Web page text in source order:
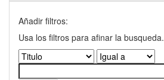
Añadir filtros:
Usa los filtros para afinar la busqueda.